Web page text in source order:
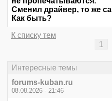
Сменил драйвер, то же
Как быть?
К списку тем
1
Интересные темы
forums-kuban.ru
08.08.2026 - 21:46